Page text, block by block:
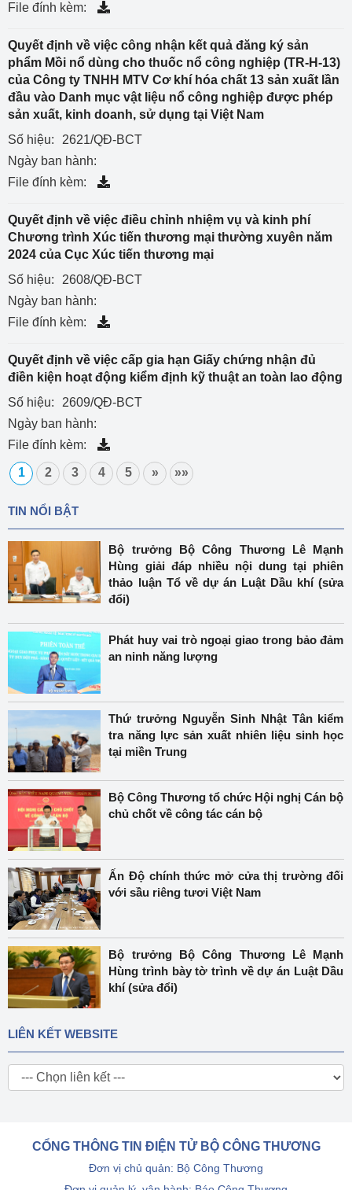
File đính kèm:
Quyết định về việc công nhận kết quả đăng ký sản
phẩm Mồi nổ dùng cho thuốc nổ công nghiệp (TR-H-13)
của Công ty TNHH MTV Cơ khí hóa chất 13 sản xuất lần
đầu vào Danh mục vật liệu nổ công nghiệp được phép
sản xuất, kinh doanh, sử dụng tại Việt Nam
Số hiệu:
2621/QĐ-BCT
Ngày ban hành:
File đính kèm:
Quyết định về việc điều chỉnh nhiệm vụ và kinh phí
Chương trình Xúc tiến thương mại thường xuyên năm
2024 của Cục Xúc tiến thương mại
Số hiệu:
2608/QĐ-BCT
Ngày ban hành:
File đính kèm:
Quyết định về việc cấp gia hạn Giấy chứng nhận đủ
điền kiện hoạt động kiểm định kỹ thuật an toàn lao động
Số hiệu:
2609/QĐ-BCT
Ngày ban hành:
File đính kèm:
1 2 3 4 5 » »»
TIN NỔI BẬT
Bộ trưởng Bộ Công Thương Lê Mạnh
Hùng giải đáp nhiều nội dung tại phiên
thảo luận Tổ về dự án Luật Dầu khí (sửa
đổi)
Phát huy vai trò ngoại giao trong bảo đảm
an ninh năng lượng
Thứ trưởng Nguyễn Sinh Nhật Tân kiểm
tra năng lực sản xuất nhiên liệu sinh học
tại miền Trung
Bộ Công Thương tổ chức Hội nghị Cán bộ
chủ chốt về công tác cán bộ
Ấn Độ chính thức mở cửa thị trường đối
với sầu riêng tươi Việt Nam
Bộ trưởng Bộ Công Thương Lê Mạnh
Hùng trình bày tờ trình về dự án Luật Dầu
khí (sửa đổi)
LIÊN KẾT WEBSITE
CỔNG THÔNG TIN ĐIỆN TỬ BỘ CÔNG THƯƠNG
Đơn vị chủ quản: Bộ Công Thương